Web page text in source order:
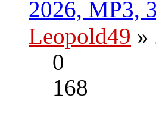
2026, MP3,
Leopold49 »
0
168